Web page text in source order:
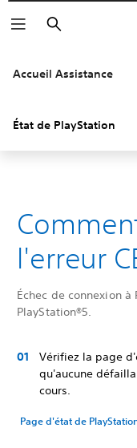
Rechercher
Accueil Assistance
État de PlayStation
l'erreur
Échec de connexion
PlayStation®5.
Vérifiez la page
qu'aucune
cours.
Page d'état de